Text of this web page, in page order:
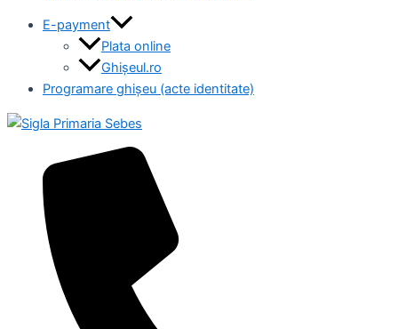
E-payment
Plata online
Ghișeul.ro
Programare ghișeu (acte identitate)